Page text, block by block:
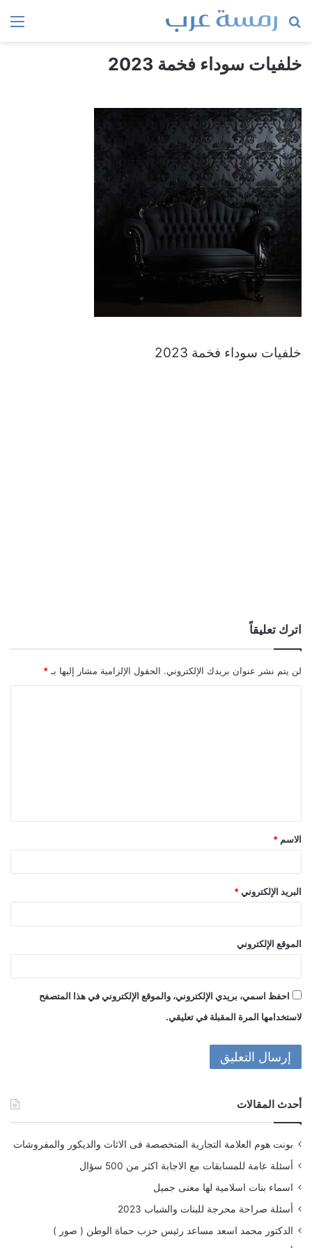
بحث
خلفيات سوداء فخمة 2023
خلفيات سوداء فخمة 2023
اترك تعليقاً
لن يتم نشر عنوان بريدك الإلكتروني. الحقول الإلزامية مشار إليها بـ *
ق
*
الاسم *
البريد الإلكتروني *
الموقع الإلكتروني
احفظ اسمي، بريدي الإلكتروني، والموقع الإلكتروني في هذا المتصفح
لاستخدامها المرة المقبلة في تعليقي.
أحدث المقالات
بونت هوم العلامة التجارية المتخصصة فى الاثاث والديكور والمفروشات
أسئلة عامة للمسابقات مع الاجابة اكثر من 500 سؤال
اسماء بنات اسلامية لها معنى جميل
أسئلة صراحة محرجة للبنات والشباب 2023
الدكتور محمد اسعد مساعد رئيس حزب حماة الوطن ( صور )